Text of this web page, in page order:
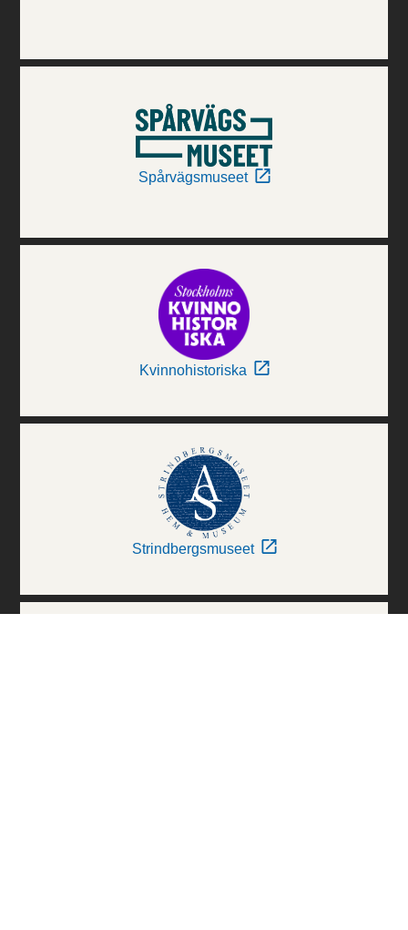
Spårvägsmuseet
Kvinnohistoriska
Strindbergsmuseet